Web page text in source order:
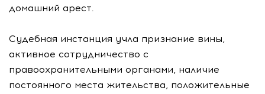
домашний арест.
Судебная инстанция учла признание вины,
активное сотрудничество с
правоохранительными органами, наличие
постоянного места жительства, положительные